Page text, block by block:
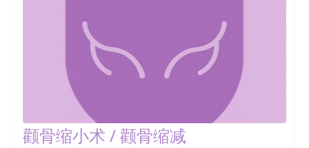
颧骨缩小术 / 颧骨缩减